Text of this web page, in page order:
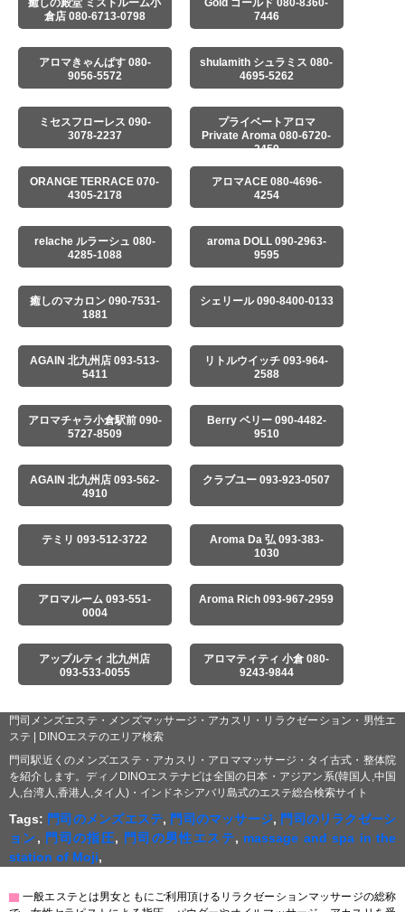
倉店 080-6713-0798
7446
アロマきゃんぱす 080-
9056-5572
shulamith シュラミス 080-
4695-5262
ミセスフローレス 090-
3078-2237
プライベートアロマ
Private Aroma 080-6720-
2459
ORANGE TERRACE 070-
4305-2178
アロマACE 080-4696-
4254
relache ルラーシュ 080-
4285-1088
aroma DOLL 090-2963-
9595
癒しのマカロン 090-7531-
1881
シェリール 090-8400-0133
AGAIN 北九州店 093-513-
5411
リトルウイッチ 093-964-
2588
アロマチャラ小倉駅前 090-
5727-8509
Berry ベリー 090-4482-
9510
AGAIN 北九州店 093-562-
4910
クラブユー 093-923-0507
テミリ 093-512-3722
Aroma Da 弘 093-383-
1030
アロマルーム 093-551-
0004
Aroma Rich 093-967-2959
アップルティ 北九州店
093-533-0055
アロマティティ 小倉 080-
9243-9844
門司メンズエステ・メンズマッサージ・アカスリ・リラクゼーション・男性エ
ステ | DINOエステのエリア検索
門司駅近くのメンズエステ・アカスリ・アロママッサージ・タイ古式・整体院
を紹介します。ディノDINOエステナビは全国の日本・アジアン系(韓国人,中国
人,台湾人,香港人,タイ人)・インドネシアバリ島式のエステ総合検索サイト
Tags: 門司のメンズエステ, 門司のマッサージ, 門司のリラクゼーシ
ョン, 門司の指圧, 門司の男性エステ, massage and spa in the
station of Moji,
▇ 一般エステとは男女ともにご利用頂けるリラクゼーションマッサージの総称